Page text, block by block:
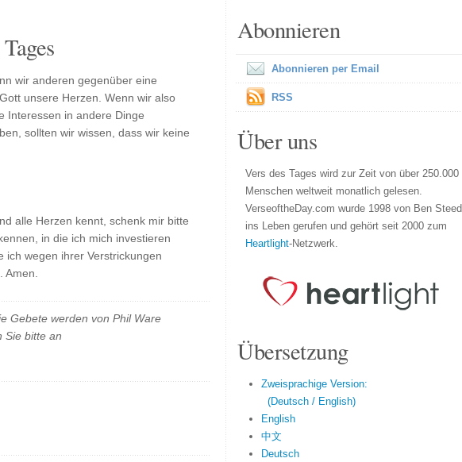
wir anderen gegenüber eine
unsere Herzen. Wenn wir also
Interessen in andere Dinge
sollten wir wissen, dass wir keine
alle Herzen kennt, schenk mir bitte
in die ich mich investieren
ich wegen ihrer Verstrickungen
Gebete werden von Phil Ware
Sie bitte an
Abonnieren
Abonnieren per Email
RSS
Über uns
Vers des Tages wird zur Zeit von über 250.000
Menschen weltweit monatlich gelesen.
VerseoftheDay.com wurde 1998 von Ben Steed
ins Leben gerufen und gehört seit 2000 zum
Heartlight-Netzwerk.
Übersetzung
Zweisprachige Version:
(Deutsch / English)
English
中文
Deutsch